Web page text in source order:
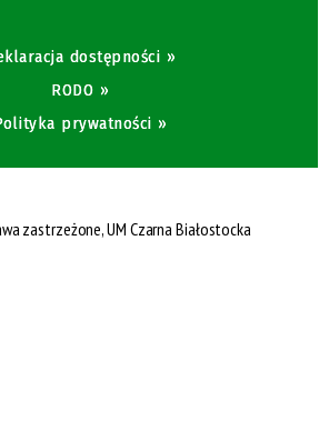
dostępności »
RODO »
prywatności »
zastrzeżone,UM Czarna Białostocka